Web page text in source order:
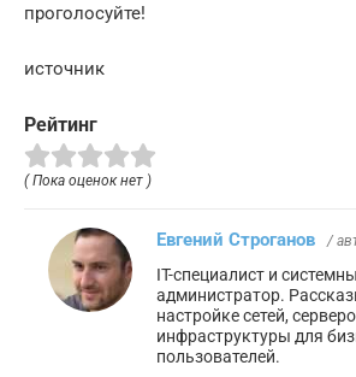
проголосуйте!
источник
Рейтинг
( Пока оценок нет )
Евгений Строганов /
IT-специалист и
администратор.
настройке сетей,
инфраструктуры для
пользователей.